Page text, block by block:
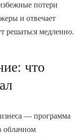
потери
и отвечает
решаться медленно.
что
— программа
облачном